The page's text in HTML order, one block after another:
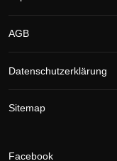
AGB
Datenschutzerklärung
Sitemap
Facebook